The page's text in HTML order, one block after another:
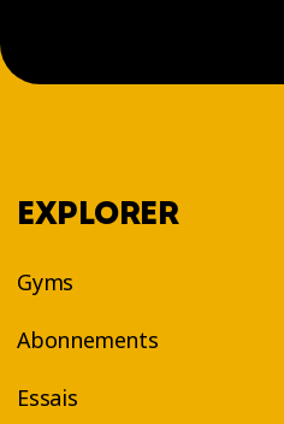
EXPLORER
Gyms
Abonnements
Essais